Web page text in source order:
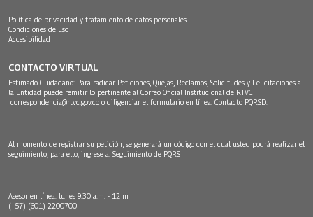
Política de privacidad y tratamiento de datos personales
Condiciones de uso
Accesibilidad
CONTACTO VIRTUAL
Estimado Ciudadano: Para radicar Peticiones, Quejas, Reclamos, Solicitudes y Felicitaciones a
la Entidad puede remitir lo pertinente al Correo Oficial Institucional de RTVC
correspondencia@rtvc.gov.co o diligenciar el formulario en línea: Contacto PQRSD.
Al momento de registrar su petición, se generará un código con el cual usted podrá realizar el
seguimiento, para ello, ingrese a: Seguimiento de PQRS
Asesor en línea: lunes 9:30 a.m. - 12 m
(+57) (601) 2200700